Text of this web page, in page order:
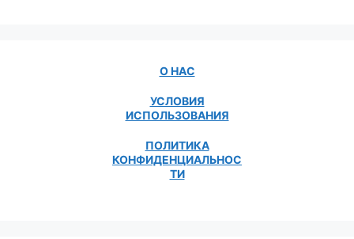
О НАС
УСЛОВИЯ
ИСПОЛЬЗОВАНИЯ
ПОЛИТИКА
КОНФИДЕНЦИАЛЬНОС
ТИ